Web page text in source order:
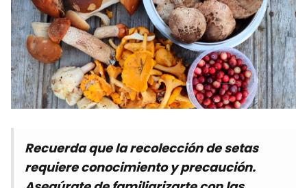
Recuerda que la recolección de setas
requiere conocimiento y precaución.